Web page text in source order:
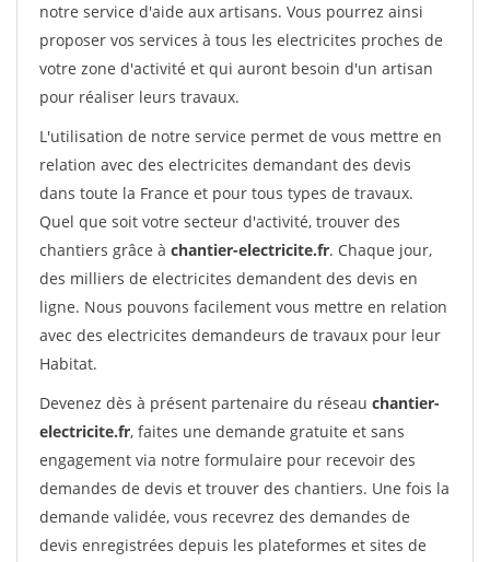
notre service d'aide aux artisans. Vous pourrez ainsi
proposer vos services à tous les electricites proches de
votre zone d'activité et qui auront besoin d'un artisan
pour réaliser leurs travaux.
L'utilisation de notre service permet de vous mettre en
relation avec des electricites demandant des devis
dans toute la France et pour tous types de travaux.
Quel que soit votre secteur d'activité, trouver des
chantiers grâce à chantier-electricite.fr. Chaque jour,
des milliers de electricites demandent des devis en
ligne. Nous pouvons facilement vous mettre en relation
avec des electricites demandeurs de travaux pour leur
Habitat.
Devenez dès à présent partenaire du réseau chantier-
electricite.fr, faites une demande gratuite et sans
engagement via notre formulaire pour recevoir des
demandes de devis et trouver des chantiers. Une fois la
demande validée, vous recevrez des demandes de
devis enregistrées depuis les plateformes et sites de